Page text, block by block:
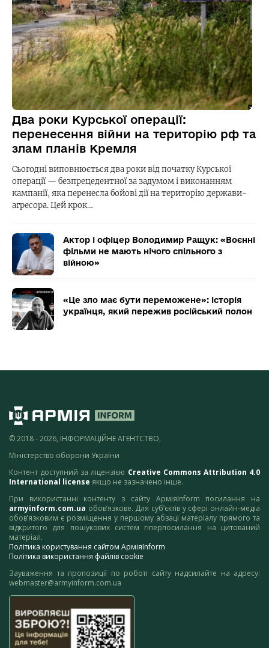
Два роки Курської операції:
перенесення війни на територію рф та
злам планів Кремля
Сьогодні виповнюється два роки від початку Курської
операції — безпрецедентної за задумом і виконанням
кампанії, яка перенесла бойові дії на територію держави-
агресора. Цей крок…
Актор і офіцер Володимир Ращук: «Воєнні
фільми не мають нічого спільного з
війною»
«Це зло має бути переможене»: історія
українця, який пережив російський полон
© 2018 - 2026, ІНФОРМАЦІЙНЕ АГЕНТСТВО,
Міністерство оборони України
Контент доступний за ліцензією Creative Commons Attribution 4.0
International license якщо не зазначено інше.
При використанні контенту з сайту АрміяInform посилання на
armyinform.com.ua обов’язкове. Для суб’єктів у сфері онлайн-медіа
обов’язковим є розміщення у першому абзаці матеріалу прямого та
відкритого для пошукових систем гіперпосилання на цитований
матеріал.
Політика користування сайтом АрміяInform
Політика використання файлів cookie
Зауваження та пропозиції по роботі сайту надсилайте на адресу:
webmaster@armyinform.com.ua